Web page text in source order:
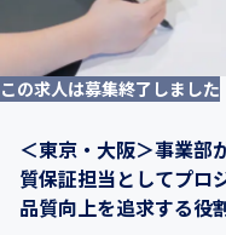
この求人は募集終了しました
＜東京・大阪＞事業部
質保証担当としてプロ
品質向上を追求する役